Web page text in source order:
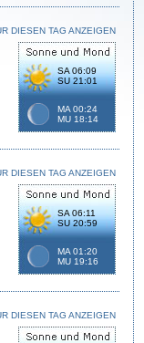
DIESEN TAG ANZEIGEN
SA 06:09
SU 21:01
MA 00:24
MU 18:14
DIESEN TAG ANZEIGEN
SA 06:11
SU 20:59
MA 01:20
MU 19:16
DIESEN TAG ANZEIGEN